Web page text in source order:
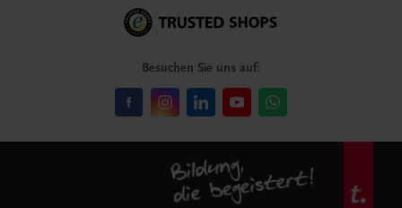
Besuchen Sie uns auf: